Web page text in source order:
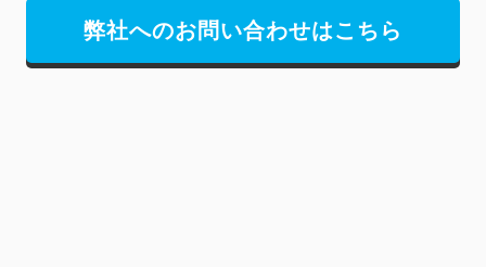
弊社へのお問い合わせはこちら